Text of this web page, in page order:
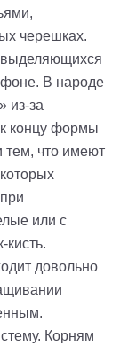
черешках.
выделяющихся
В народе
из-за
концу формы
тем, что имеют
или с
кисть.
довольно
Корням